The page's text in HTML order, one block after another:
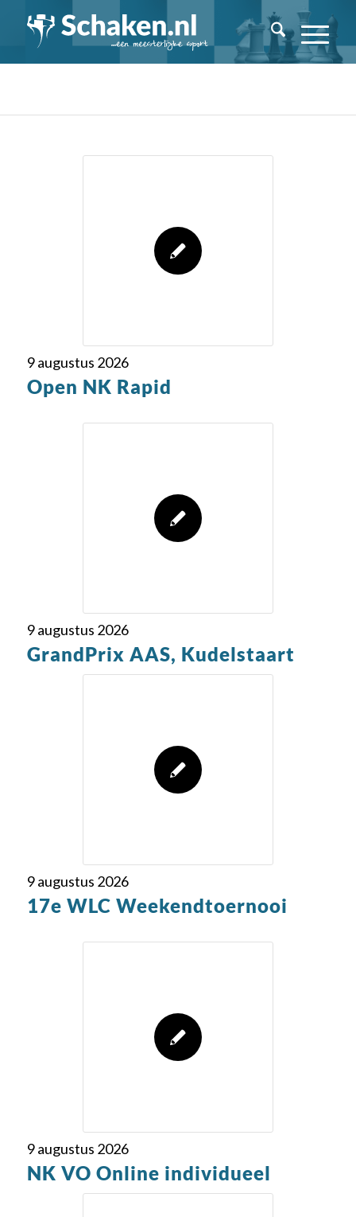
9 augustus 2026
Open NK Rapid
9 augustus 2026
GrandPrix AAS, Kudelstaart
9 augustus 2026
17e WLC Weekendtoernooi
9 augustus 2026
NK VO Online individueel